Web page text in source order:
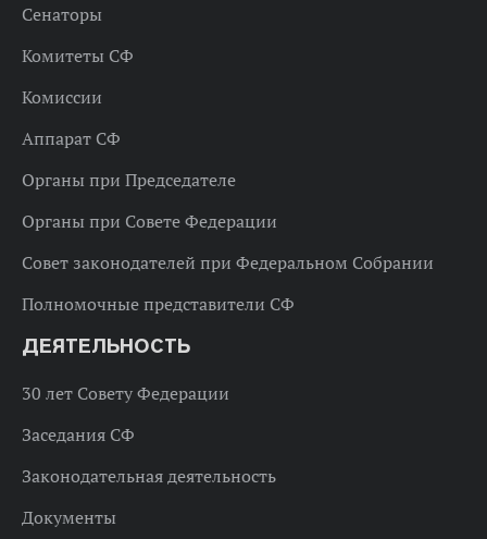
Сенаторы
Комитеты СФ
Комиссии
Аппарат СФ
Органы при Председателе
Органы при Совете Федерации
Совет законодателей при Федеральном Собрании
Полномочные представители СФ
ДЕЯТЕЛЬНОСТЬ
30 лет Совету Федерации
Заседания СФ
Законодательная деятельность
Документы